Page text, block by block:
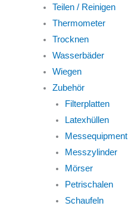
Teilen / Reinigen
Thermometer
Trocknen
Wasserbäder
Wiegen
Zubehör
Filterplatten
Latexhüllen
Messequipment
Messzylinder
Mörser
Petrischalen
Schaufeln